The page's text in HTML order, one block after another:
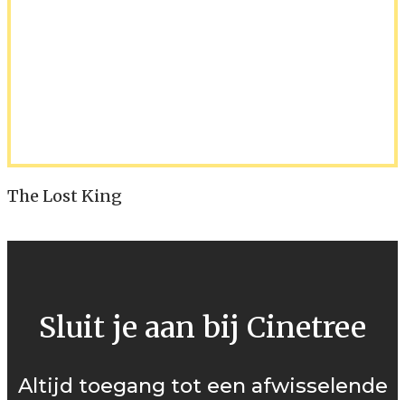
The Lost King
Sluit je aan bij Cinetree
Altijd toegang tot een afwisselende